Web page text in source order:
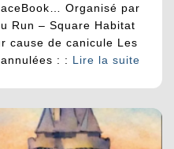
Organisé par
Run – Square Habitat
cause de canicule Les
: : Lire la suite